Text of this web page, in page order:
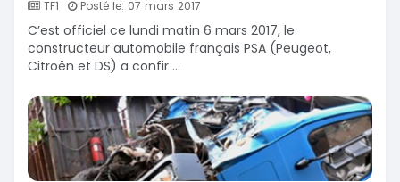
TF1 Posté le: 07 mars 2017
C’est officiel ce lundi matin 6 mars 2017, le
constructeur automobile français PSA (Peugeot,
Citroën et DS) a confir ...